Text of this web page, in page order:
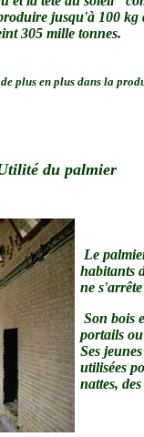
jusqu'à 100 kg
305 mille tonnes.
plus en plus dans la
du palmier
Le
habitants
ne
Son bois
portails
Ses
utilisées
nattes,